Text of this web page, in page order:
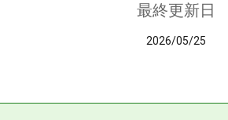
最終更新日
2026/05/25